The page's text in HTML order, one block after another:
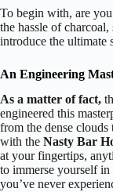
To begin with, are
the hassle of
introduce the ultimate
An Engineering
As a matter of fact,
engineered this
from the dense
with the Nasty Bar
at your fingertips,
to immerse yourself
you’ve never